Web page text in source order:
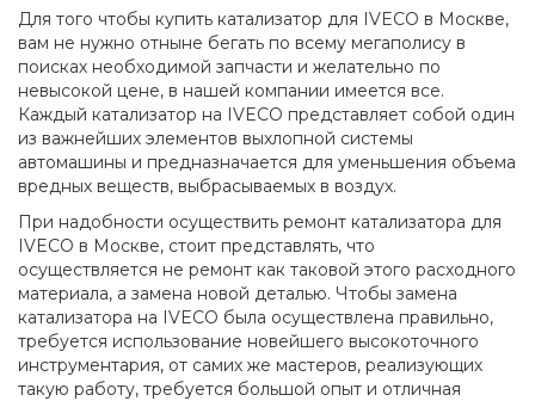
Для того чтобы купить катализатор для IVECO в Москве,
вам не нужно отныне бегать по всему мегаполису в
поисках необходимой запчасти и желательно по
невысокой цене, в нашей компании имеется все.
Каждый катализатор на IVECO представляет собой один
из важнейших элементов выхлопной системы
автомашины и предназначается для уменьшения объема
вредных веществ, выбрасываемых в воздух.
При надобности осуществить ремонт катализатора для
IVECO в Москве, стоит представлять, что
осуществляется не ремонт как таковой этого расходного
материала, а замена новой деталью. Чтобы замена
катализатора на IVECO была осуществлена правильно,
требуется использование новейшего высокоточного
инструментария, от самих же мастеров, реализующих
такую работу, требуется большой опыт и отличная